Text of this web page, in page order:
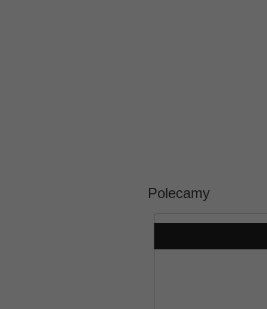
Polecamy